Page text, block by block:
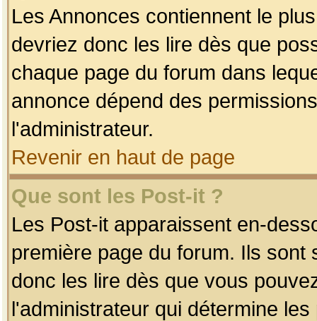
Les Annonces contiennent le
devriez donc les lire dès que
chaque page du forum dans
annonce dépend des
l'administrateur.
Revenir en haut de page
Que sont les Post-it ?
Les Post-it apparaissent en-
première page du forum. Ils
donc les lire dès que vous
l'administrateur qui détermine